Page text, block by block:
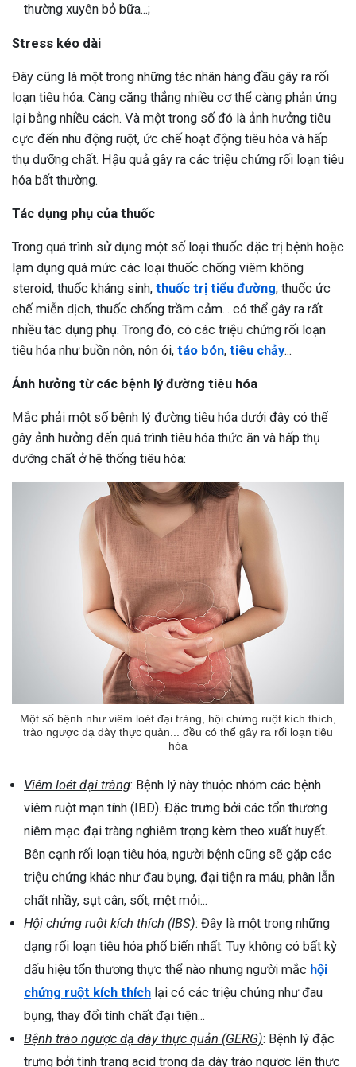
thường xuyên bỏ bữa...;
Stress kéo dài
Đây cũng là một trong những tác nhân hàng đầu gây ra rối
loạn tiêu hóa. Càng căng thẳng nhiều cơ thể càng phản ứng
lại bằng nhiều cách. Và một trong số đó là ảnh hưởng tiêu
cực đến nhu động ruột, ức chế hoạt động tiêu hóa và hấp
thụ dưỡng chất. Hậu quả gây ra các triệu chứng rối loạn tiêu
hóa bất thường.
Tác dụng phụ của thuốc
Trong quá trình sử dụng một số loại thuốc đặc trị bệnh hoặc
lạm dụng quá mức các loại thuốc chống viêm không
steroid, thuốc kháng sinh, thuốc trị tiểu đường, thuốc ức
chế miễn dịch, thuốc chống trầm cảm... có thể gây ra rất
nhiều tác dụng phụ. Trong đó, có các triệu chứng rối loạn
tiêu hóa như buồn nôn, nôn ói, táo bón, tiêu chảy...
Ảnh hưởng từ các bệnh lý đường tiêu hóa
Mắc phải một số bệnh lý đường tiêu hóa dưới đây có thể
gây ảnh hưởng đến quá trình tiêu hóa thức ăn và hấp thụ
dưỡng chất ở hệ thống tiêu hóa:
Một số bệnh như viêm loét đại tràng, hội chứng ruột kích thích,
trào ngược dạ dày thực quản... đều có thể gây ra rối loạn tiêu
hóa
Viêm loét đại tràng: Bệnh lý này thuộc nhóm các bệnh
viêm ruột mạn tính (IBD). Đặc trưng bởi các tổn thương
niêm mạc đại tràng nghiêm trọng kèm theo xuất huyết.
Bên cạnh rối loạn tiêu hóa, người bệnh cũng sẽ gặp các
triệu chứng khác như đau bụng, đại tiện ra máu, phân lẫn
chất nhầy, sụt cân, sốt, mệt mỏi...
Hội chứng ruột kích thích (IBS): Đây là một trong những
dạng rối loạn tiêu hóa phổ biến nhất. Tuy không có bất kỳ
dấu hiệu tổn thương thực thể nào nhưng người mắc hội
chứng ruột kích thích lại có các triệu chứng như đau
bụng, thay đổi tính chất đại tiện...
Bệnh trào ngược dạ dày thực quản (GERG): Bệnh lý đặc
trưng bởi tình trạng acid trong dạ dày trào ngược lên thực